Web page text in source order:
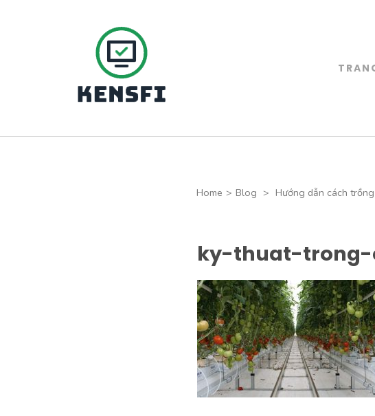
Home > Blog > Hướng dẫn cách
ky-thuat-